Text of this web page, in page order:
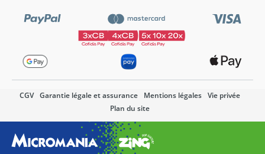
CGV Garantie légale et assurance Mentions légales
Vie privée
Plan du site